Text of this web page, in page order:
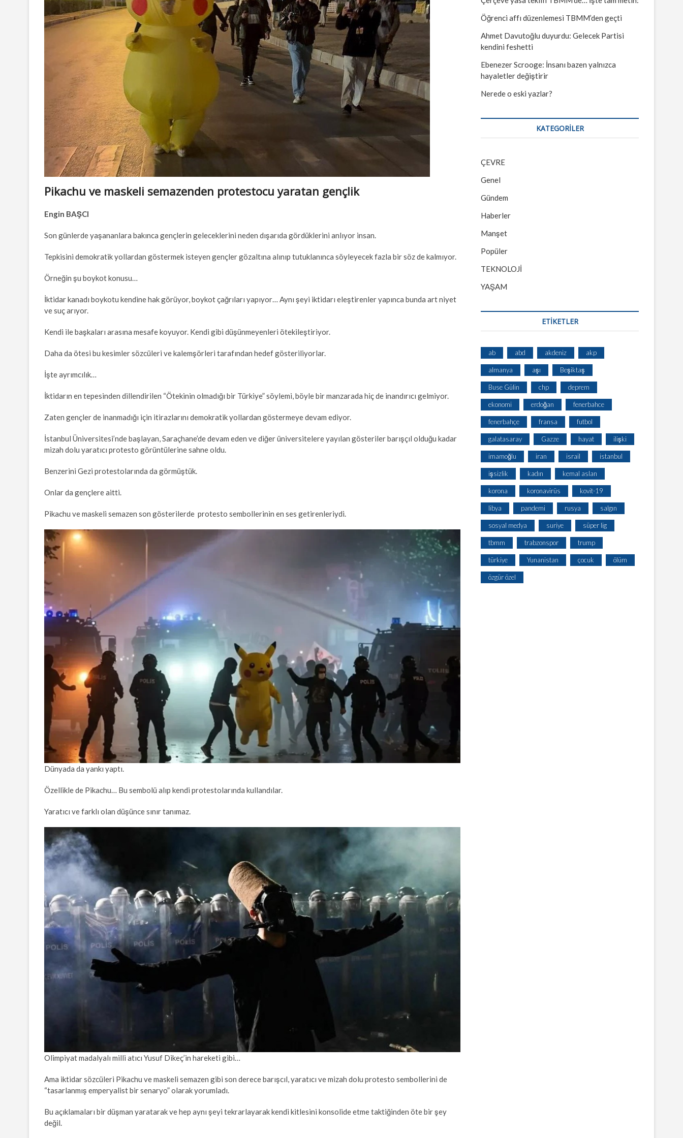
Pikachu ve maskeli semazenden protestocu yaratan gençlik
Engin BAŞCI
Son günlerde yaşananlara bakınca gençlerin geleceklerini neden dışarıda gördüklerini anlıyor insan.
Tepkisini demokratik yollardan göstermek isteyen gençler gözaltına alınıp tutuklanınca söyleyecek fazla bir söz de kalmıyor.
Örneğin şu boykot konusu…
İktidar kanadı boykotu kendine hak görüyor, boykot çağrıları yapıyor… Aynı şeyi iktidarı eleştirenler yapınca bunda art niyet
ve suç arıyor.
Kendi ile başkaları arasına mesafe koyuyor. Kendi gibi düşünmeyenleri ötekileştiriyor.
Daha da ötesi bu kesimler sözcüleri ve kalemşörleri tarafından hedef gösteriliyorlar.
İşte ayrımcılık…
İktidarın en tepesinden dillendirilen “Ötekinin olmadığı bir Türkiye” söylemi, böyle bir manzarada hiç de inandırıcı gelmiyor.
Zaten gençler de inanmadığı için itirazlarını demokratik yollardan göstermeye devam ediyor.
İstanbul Üniversitesi’nde başlayan, Saraçhane’de devam eden ve diğer üniversitelere yayılan gösteriler barışçıl olduğu kadar
mizah dolu yaratıcı protesto görüntülerine sahne oldu.
Benzerini Gezi protestolarında da görmüştük.
Onlar da gençlere aitti.
Pikachu ve maskeli semazen son gösterilerde protesto sembollerinin en ses getirenleriydi.
Dünyada da yankı yaptı.
Özellikle de Pikachu… Bu sembolü alıp kendi protestolarında kullandılar.
Yaratıcı ve farklı olan düşünce sınır tanımaz.
Olimpiyat madalyalı milli atıcı Yusuf Dikeç’in hareketi gibi…
Ama iktidar sözcüleri Pikachu ve maskeli semazen gibi son derece barışcıl, yaratıcı ve mizah dolu protesto sembollerini de
“tasarlanmış emperyalist bir senaryo” olarak yorumladı.
Bu açıklamaları bir düşman yaratarak ve hep aynı şeyi tekrarlayarak kendi kitlesini konsolide etme taktiğinden öte bir şey
değil.
Öğrenci affı düzenlemesi TBMM’den geçti
Ahmet Davutoğlu duyurdu: Gelecek Partisi
kendini feshetti
Ebenezer Scrooge: İnsanı bazen yalnızca
hayaletler değiştirir
Nerede o eski yazlar?
KATEGORILER
ÇEVRE
Genel
Gündem
Haberler
Manşet
Popüler
TEKNOLOJİ
YAŞAM
ETİKETLER
ab abd akdeniz akp
almanya aşı Beşiktaş
Buse Gülin chp deprem
ekonomi erdoğan fenerbahce
fenerbahçe fransa futbol
galatasaray Gazze hayat ilişki
imamoğlu iran israil istanbul
işsizlik kadın kemal aslan
korona koronavirüs kovit-19
libya pandemi rusya salgın
sosyal medya suriye süper lig
tbmm trabzonspor trump
türkiye Yunanistan çocuk ölüm
özgür özel